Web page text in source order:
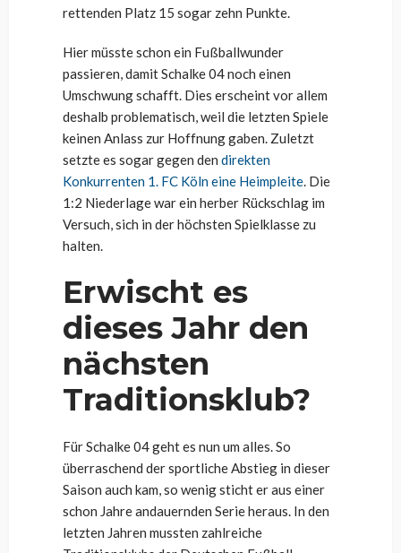
rettenden Platz 15 sogar zehn Punkte.
Hier müsste schon ein Fußballwunder
passieren, damit Schalke 04 noch einen
Umschwung schafft. Dies erscheint vor allem
deshalb problematisch, weil die letzten Spiele
keinen Anlass zur Hoffnung gaben. Zuletzt
setzte es sogar gegen den direkten
Konkurrenten 1. FC Köln eine Heimpleite. Die
1:2 Niederlage war ein herber Rückschlag im
Versuch, sich in der höchsten Spielklasse zu
halten.
Erwischt es
dieses Jahr den
nächsten
Traditionsklub?
Für Schalke 04 geht es nun um alles. So
überraschend der sportliche Abstieg in dieser
Saison auch kam, so wenig sticht er aus einer
schon Jahre andauernden Serie heraus. In den
letzten Jahren mussten zahlreiche